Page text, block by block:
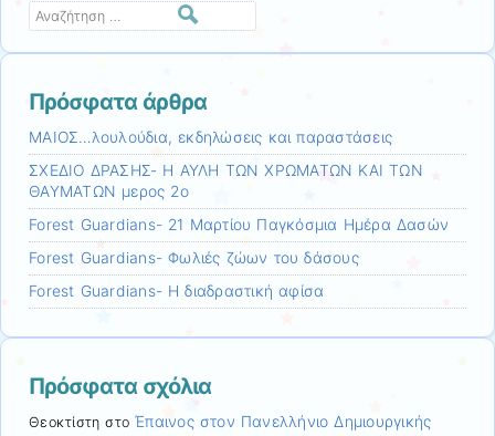
Αναζήτηση
Πρόσφατα άρθρα
ΜΑΙΟΣ…λουλούδια, εκδηλώσεις και παραστάσεις
ΣΧΕΔΙΟ ΔΡΑΣΗΣ- Η ΑΥΛΗ ΤΩΝ ΧΡΩΜΑΤΩΝ ΚΑΙ ΤΩΝ
ΘΑΥΜΑΤΩΝ μερος 2ο
Forest Guardians- 21 Μαρτίου Παγκόσμια Ημέρα Δασών
Forest Guardians- Φωλιές ζώων του δάσους
Forest Guardians- Η διαδραστική αφίσα
Πρόσφατα σχόλια
Θεοκτίστη στοΈπαινος στον Πανελλήνιο Δημιουργικής